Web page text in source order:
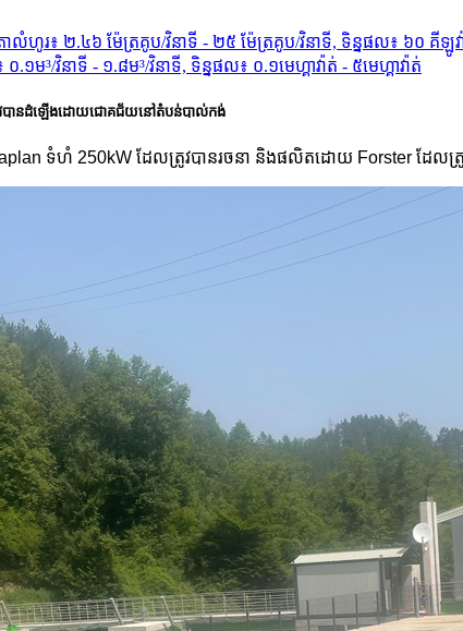
វបានដំឡើងដោយជោគជ័យនៅតំបន់បាល់កង់
kaplan ទំហំ 250kW ដែលត្រូវបានរចនា និងផលិតដោយ Forster ដែ